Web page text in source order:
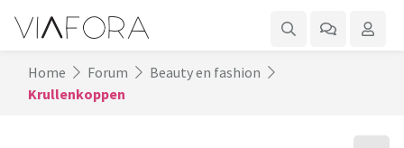
Home Forum
Beauty en fashion
Krullenkoppen